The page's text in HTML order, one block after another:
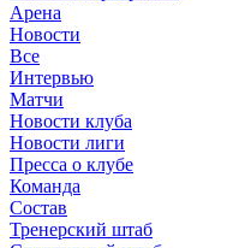
Арена
Новости
Все
Интервью
Матчи
Новости клуба
Новости лиги
Пресса о клубе
Команда
Состав
Тренерский штаб